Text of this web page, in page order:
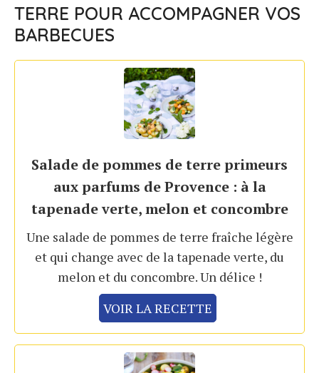
TERRE POUR ACCOMPAGNER VOS
BARBECUES
Salade de pommes de terre primeurs
aux parfums de Provence : à la
tapenade verte, melon et concombre
Une salade de pommes de terre fraîche légère
et qui change avec de la tapenade verte, du
melon et du concombre. Un délice !
VOIR LA RECETTE